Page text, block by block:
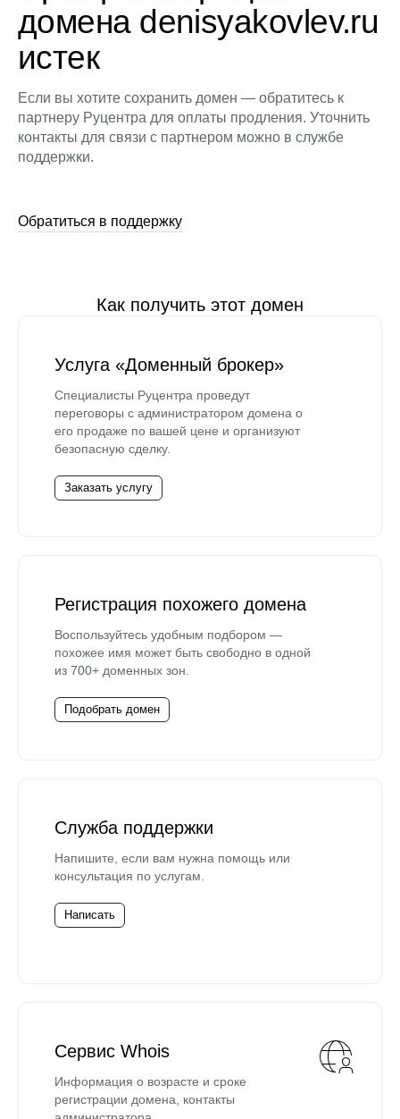
домена denisyakovlev.ru
истек
Если вы хотите сохранить домен — обратитесь к
партнеру Руцентра для оплаты продления. Уточнить
контакты для связи с партнером можно в службе
поддержки.
Обратиться в поддержку
Как получить этот домен
Услуга «Доменный брокер»
Специалисты Руцентра проведут
переговоры с администратором домена о
его продаже по вашей цене и организуют
безопасную сделку.
Заказать услугу
Регистрация похожего домена
Воспользуйтесь удобным подбором —
похожее имя может быть свободно в одной
из 700+ доменных зон.
Подобрать домен
Служба поддержки
Напишите, если вам нужна помощь или
консультация по услугам.
Написать
Сервис Whois
Информация о возрасте и сроке
регистрации домена, контакты